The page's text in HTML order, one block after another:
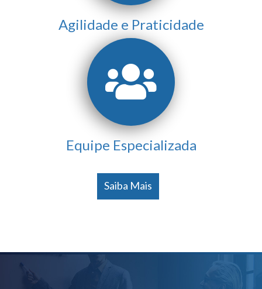
Agilidade e Praticidade
Equipe Especializada
Saiba Mais